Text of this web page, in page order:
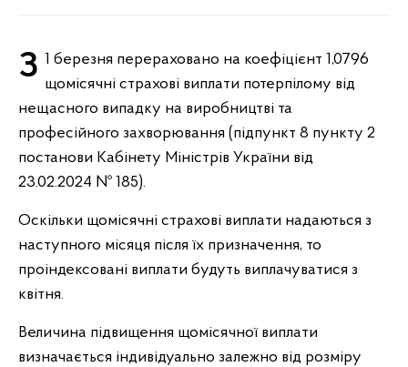
З 1 березня перераховано на коефіцієнт 1,0796 щомісячні страхові виплати потерпілому від
нещасного випадку на виробництві та
професійного захворювання (підпункт 8 пункту 2
постанови Кабінету Міністрів України від
23.02.2024 № 185).
Оскільки щомісячні страхові виплати надаються з
наступного місяця після їх призначення, то
проіндексовані виплати будуть виплачуватися з
квітня.
Величина підвищення щомісячної виплати
визначається індивідуально залежно від розміру